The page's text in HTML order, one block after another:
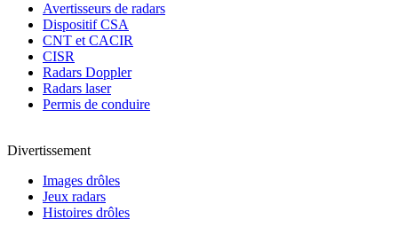
Avertisseurs de radars
Dispositif CSA
CNT et CACIR
CISR
Radars Doppler
Radars laser
Permis de conduire
Divertissement
Images drôles
Jeux radars
Histoires drôles